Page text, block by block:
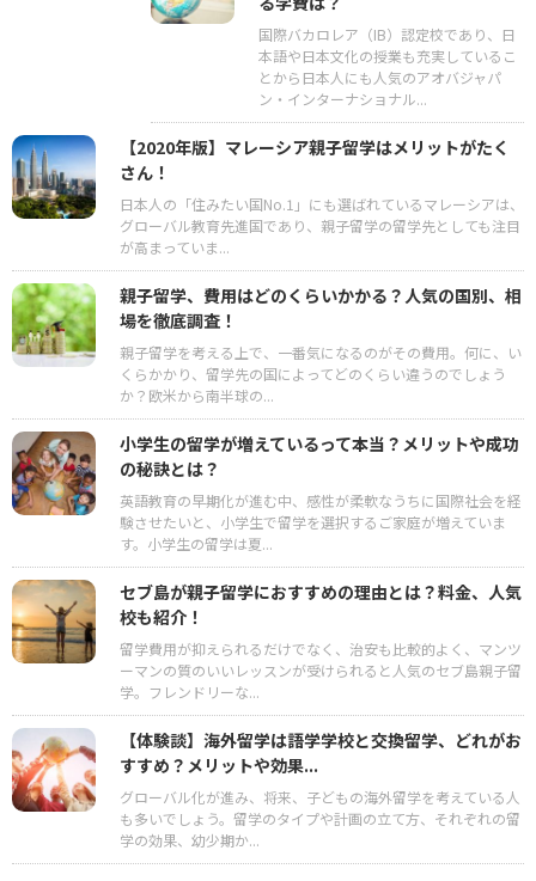
国際バカロレア（IB）認定校であり、日
本語や日本文化の授業も充実しているこ
とから日本人にも人気のアオバジャパ
ン・インターナショナル...
【2020年版】マレーシア親子留学はメリットがたく
さん！
日本人の「住みたい国No.1」にも選ばれているマレーシアは、
グローバル教育先進国であり、親子留学の留学先としても注目
が高まっていま...
親子留学、費用はどのくらいかかる？人気の国別、相
場を徹底調査！
親子留学を考える上で、一番気になるのがその費用。何に、い
くらかかり、留学先の国によってどのくらい違うのでしょう
か？欧米から南半球の...
小学生の留学が増えているって本当？メリットや成功
の秘訣とは？
英語教育の早期化が進む中、感性が柔軟なうちに国際社会を経
験させたいと、小学生で留学を選択するご家庭が増えていま
す。小学生の留学は夏...
セブ島が親子留学におすすめの理由とは？料金、人気
校も紹介！
留学費用が抑えられるだけでなく、治安も比較的よく、マンツ
ーマンの質のいいレッスンが受けられると人気のセブ島親子留
学。フレンドリーな...
【体験談】海外留学は語学学校と交換留学、どれがお
すすめ？メリットや効果...
グローバル化が進み、将来、子どもの海外留学を考えている人
も多いでしょう。留学のタイプや計画の立て方、それぞれの留
学の効果、幼少期か...